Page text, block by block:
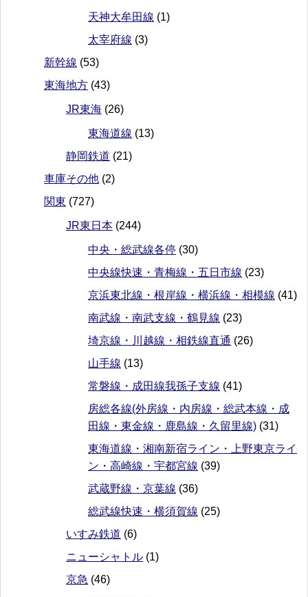
天神大牟田線 (1)
太宰府線 (3)
新幹線 (53)
東海地方 (43)
JR東海 (26)
東海道線 (13)
静岡鉄道 (21)
車庫その他 (2)
関東 (727)
JR東日本 (244)
中央・総武線各停 (30)
中央線快速・青梅線・五日市線 (23)
京浜東北線・根岸線・横浜線・相模線 (41)
南武線・南武支線・鶴見線 (23)
埼京線・川越線・相鉄線直通 (26)
山手線 (13)
常磐線・成田線我孫子支線 (41)
房総各線(外房線・内房線・総武本線・成
田線・東金線・鹿島線・久留里線) (31)
東海道線・湘南新宿ライン・上野東京ライ
ン・高崎線・宇都宮線 (39)
武蔵野線・京葉線 (36)
総武線快速・横須賀線 (25)
いすみ鉄道 (6)
ニューシャトル (1)
京急 (46)